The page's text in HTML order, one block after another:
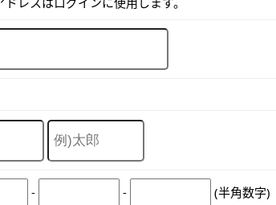
- - (半角数字)